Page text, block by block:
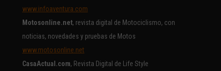
www.infoaventura.com
Motosonline.net, revista digital de Motociclismo, con
noticias, novedades y pruebas de Motos
www.motosonline.net
CasaActual.com, Revista Digital de Life Style